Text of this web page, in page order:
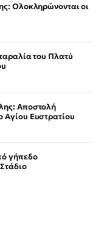
Ολοκληρώνονται οι
του Πλατύ
Αποστολή
Ευστρατίου
γήπεδο